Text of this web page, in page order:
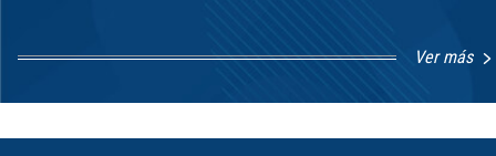
Ver más
1
8